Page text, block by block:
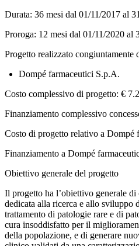
Durata: 36 mesi dal 01/11/2017 al
Proroga: 12 mesi dal 01/11/2020 al
Progetto realizzato congiuntamente
Dompé farmaceutici S.p.A.
Costo complessivo di progetto: €
Finanziamento complessivo
Costo di progetto relativo a Dompé
Finanziamento a Dompé
Obiettivo generale del progetto
Il progetto ha l’obiettivo generale di
dedicata alla ricerca e allo sviluppo
trattamento di patologie rare e di
cura insoddisfatto per il
della popolazione, e di generare